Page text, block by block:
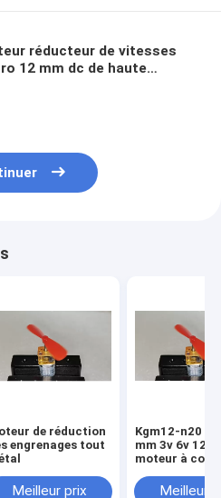
réducteur de vitesses
12 mm dc de haute
de réduction
engrenages tout
Meilleur prix
Kgm12-n20
mm 3v 6v 12v
moteur à
Meilleur